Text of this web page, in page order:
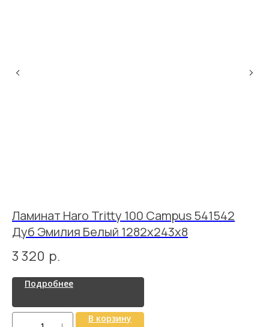
Ламинат Haro Tritty 100 Campus 541542
Дуб Эмилия Белый 1282x243x8
3 320 р.
Подробнее
В корзину